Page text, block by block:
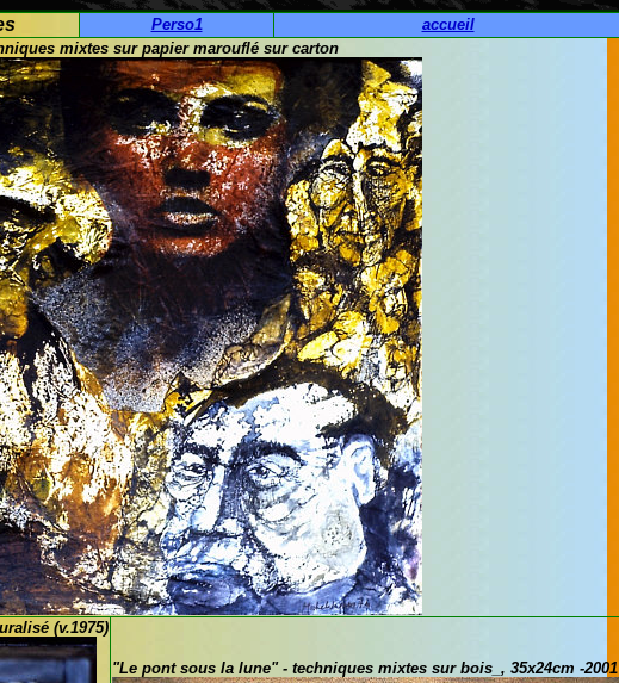
Perso1
accueil
mixtes sur papier marouflé sur carton
(v.1975)
"Le pont sous la lune" - techniques mixtes sur bois_, 35x24cm -2001